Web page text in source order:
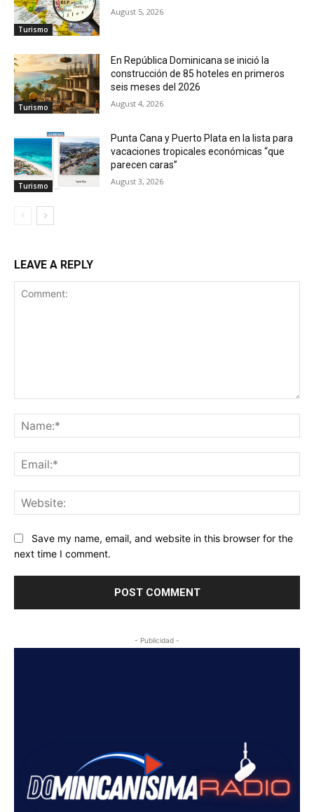
Turismo
August 5, 2026
Turismo
En República Dominicana se inició la
construcción de 85 hoteles en primeros
seis meses del 2026
August 4, 2026
Turismo
Punta Cana y Puerto Plata en la lista para
vacaciones tropicales económicas “que
parecen caras”
August 3, 2026
LEAVE A REPLY
Save my name, email, and website in this browser for the
next time I comment.
- Publicidad -